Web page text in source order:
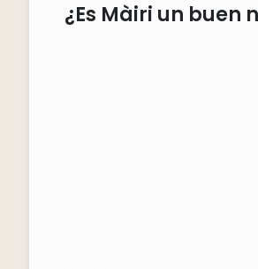
¿Es Màiri un buen